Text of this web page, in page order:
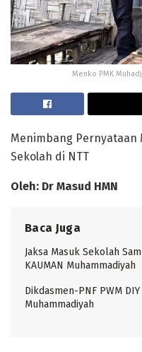
Menko PMK
Menimbang Pernyataan
Sekolah di NTT
Oleh: Dr Masud HMN
Baca Juga
Jaksa Masuk Sekolah
KAUMAN Muhammadiyah
Dikdasmen-PNF PWM
Muhammadiyah